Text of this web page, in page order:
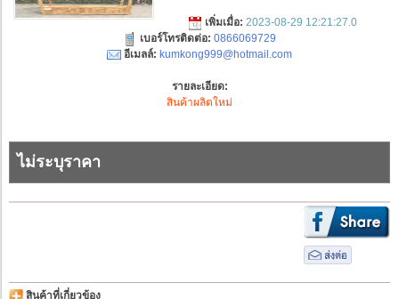
เพิ่มเมื่อ: 2023-08-29 12:21:27.0
เบอร์โทรติดต่อ: 0866069729
อีเมลล์: kumkong999@hotmail.com
รายละเอียด:
สินค้าผลิตใหม่
ไม่ระบุราคา
สินค้าที่เกี่ยวข้อง